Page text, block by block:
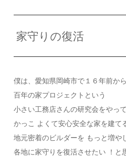
家守りの復活
僕は、愛知県岡崎市で１６年前から
百年の家プロジェクトという
小さい工務店さんの研究会をやっ
かっこ よくて安心安全な家を建て
地元密着のビルダーを もっと増や
各地に家守りを復活させたい ！と